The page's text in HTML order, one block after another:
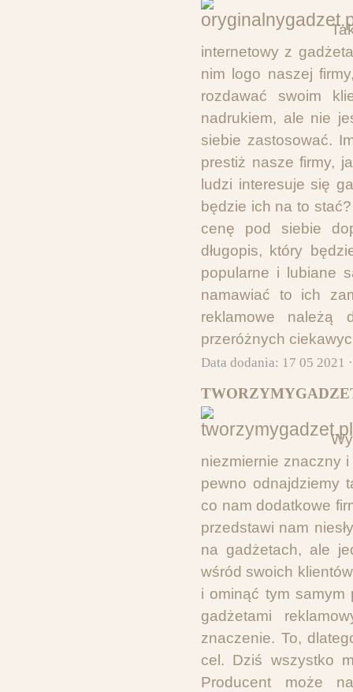
internetowy z
nim logo naszej
rozdawać swoim
nadrukiem, ale nie
siebie zastosować.
prestiż nasze firmy,
ludzi interesuje się
będzie ich na to
cenę pod siebie
długopis, który
popularne i lubiane
namawiać to ich
reklamowe należą
przeróżnych
Data dodania: 17 05 2021
niezmiernie znaczny
pewno odnajdziemy
co nam dodatkowe
przedstawi nam
na gadżetach, ale
wśród swoich
i ominąć tym samym
gadżetami
znaczenie. To,
cel. Dziś wszystko
Producent może